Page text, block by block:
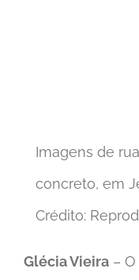
Imagens de
concreto, em
Crédito:
Glécia Vieira –